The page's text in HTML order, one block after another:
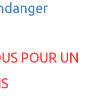
POUR UN